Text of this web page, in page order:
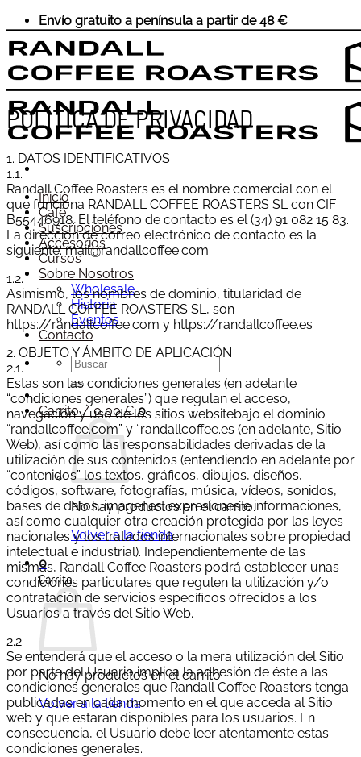
Saltar
al
contenido
Envío gratuito a península a partir de 48 €
Inicio
Café
Suscripciones
Accesorios
Cursos
Sobre Nosotros
Wholesale
Historia
Eventos
Contacto
Buscar
por:
Carrito /0,00€ 0
No hay productos en el carrito.
Volver a la tienda
0
Carrito
No hay productos en el carrito.
Volver a la tienda
POLÍTICA DE PRIVACIDAD
1. DATOS IDENTIFICATIVOS
1.1.
Randall Coffee Roasters es el nombre comercial con el
que funciona RANDALL COFFEE ROASTERS SL con CIF
B55446918. El teléfono de contacto es el (34) 91 082 15 83.
La dirección de correo electrónico de contacto es la
siguiente: mail@randallcoffee.com
1.2.
Asimismo, los nombres de dominio, titularidad de
RANDALL COFFEE ROASTERS SL, son
https://randallcoffee.com y https://randallcoffee.es
2. OBJETO Y ÁMBITO DE APLICACIÓN
2.1.
Estas son las condiciones generales (en adelante
“condiciones generales”) que regulan el acceso,
navegación y uso de los sitios websitebajo el dominio
“randallcoffee.com” y “randallcoffee.es (en adelante, Sitio
Web), así como las responsabilidades derivadas de la
utilización de sus contenidos (entendiendo en adelante por
“contenidos” los textos, gráficos, dibujos, diseños,
códigos, software, fotografías, música, vídeos, sonidos,
bases de datos, imágenes, expresiones e informaciones,
así como cualquier otra creación protegida por las leyes
nacionales y los tratados internacionales sobre propiedad
intelectual e industrial). Independientemente de las
mismas, Randall Coffee Roasters podrá establecer unas
condiciones particulares que regulen la utilización y/o
contratación de servicios específicos ofrecidos a los
Usuarios a través del Sitio Web.
2.2.
Se entenderá que el acceso o la mera utilización del Sitio
por parte del Usuario implica la adhesión de éste a las
condiciones generales que Randall Coffee Roasters tenga
publicadas en cada momento en el que acceda al Sitio
web y que estarán disponibles para los usuarios. En
consecuencia, el Usuario debe leer atentamente estas
condiciones generales.